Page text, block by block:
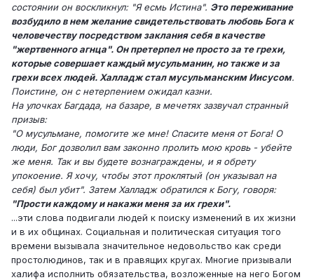
состоянии он воскликнул: "Я есмь Истина". Это переживание
возбудило в нем желание свидетельствовать любовь Бога к
человечеству посредством заклания себя в качестве
"жертвенного агнца". Он претерпел не просто за те грехи,
которые совершает каждый мусульманин, но также и за
грехи всех людей. Халладж стал мусульманским Иисусом.
Поистине, он с нетерпением ожидал казни.
На улочках Багдада, на базаре, в мечетях зазвучал странный
призыв:
"О мусульмане, помогите же мне! Спасите меня от Бога! О
люди, Бог дозволил вам законно пролить мою кровь - убейте
же меня. Так и вы будете вознаграждены, и я обрету
упокоение. Я хочу, чтобы этот проклятый (он указывал на
себя) был убит". Затем Халладж обратился к Богу, говоря:
"Прости каждому и накажи меня за их грехи".
...эти слова подвигали людей к поиску изменений в их жизни
и в их общинах. Социальная и политическая ситуация того
времени вызывала значительное недовольство как среди
простолюдинов, так и в правящих кругах. Многие призывали
халифа исполнить обязательства, возложенные на него Богом